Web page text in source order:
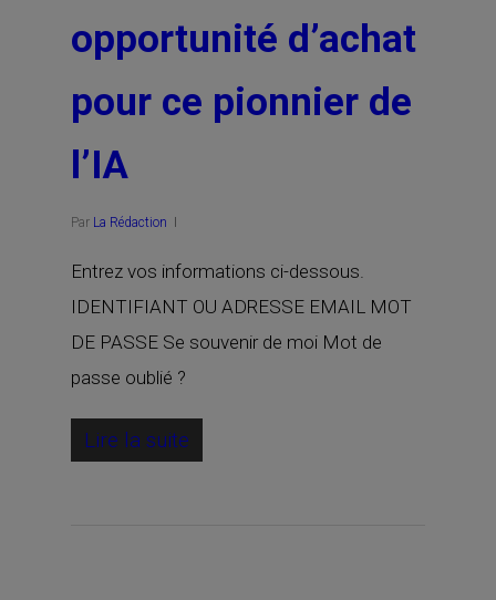
opportunité d’achat
pour ce pionnier de
l’IA
Par La Rédaction
Entrez vos informations ci-dessous.
IDENTIFIANT OU ADRESSE EMAIL MOT
DE PASSE Se souvenir de moi Mot de
passe oublié ?
Lire la suite